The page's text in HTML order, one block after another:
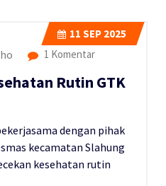
11 SEP 2025
1 Komentar
Rutin GTK
dengan pihak
kecamatan Slahung
kesehatan rutin